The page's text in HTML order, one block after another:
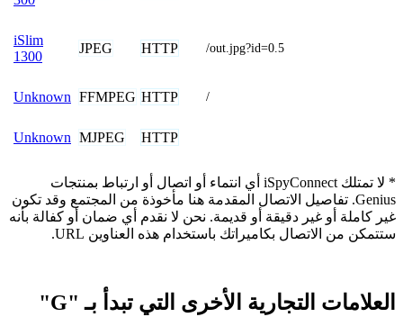
iSlim
1300
JPEG HTTP /out.jpg?id=0.5
Unknown FFMPEG HTTP /
Unknown MJPEG HTTP
* لا تمتلك iSpyConnect أي انتماء أو اتصال أو ارتباط بمنتجات
Genius. تفاصيل الاتصال المقدمة هنا مأخوذة من المجتمع وقد تكون
غير كاملة أو غير دقيقة أو قديمة. نحن لا نقدم أي ضمان أو كفالة بأنه
ستتمكن من الاتصال بكاميراتك باستخدام هذه العناوين URL.
العلامات التجارية الأخرى التي تبدأ بـ "G"